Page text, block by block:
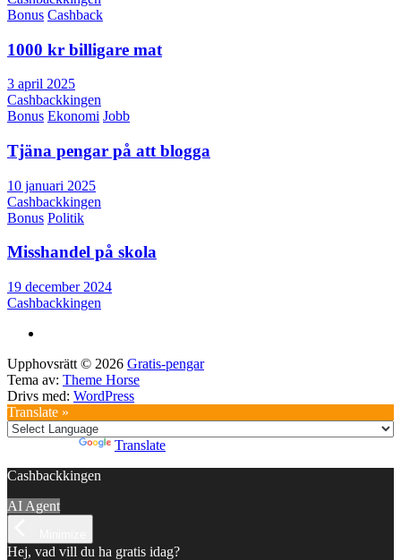
Bonus Cashback
1000 kr billigare mat
3 april 2025
Cashbackkingen
Bonus Ekonomi Jobb
Tjäna pengar på att blogga
10 januari 2025
Cashbackkingen
Bonus Politik
Misshandel på skola
19 december 2024
Cashbackkingen
Upphovsrätt © 2026 Gratis-pengar
Tema av: Theme Horse
Drivs med: WordPress
Translate »
Translate
Cashbackkingen
AI Agent
Hej, vad vill du ha gratis idag?